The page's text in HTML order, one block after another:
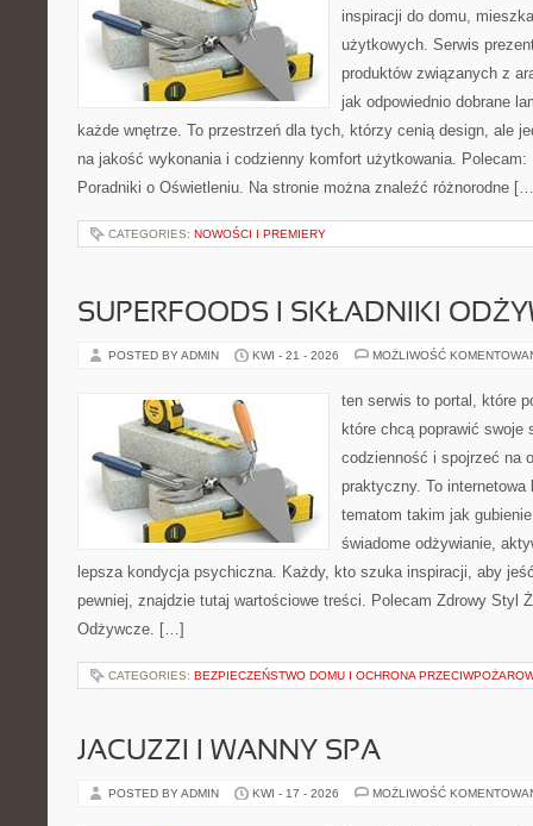
inspiracji do domu,
użytkowych. Serwis
produktów związanych z
jak odpowiednio dobrane
każde wnętrze. To przestrzeń dla tych, którzy cenią design, ale
na jakość wykonania i codzienny komfort użytkowania.
Poradniki o Oświetleniu. Na stronie można znaleźć różnorodne
CATEGORIES: NOWOŚCI I PREMIERY
SUPERFOODS I SKŁADNIKI
POSTED BY ADMIN KWI - 21 - 2026 MOŻLIWOŚĆ
ten serwis to portal, które
które chcą poprawić swoje
codzienność i spojrzeć na
praktyczny. To
tematom takim jak
świadome odżywianie,
lepsza kondycja psychiczna. Każdy, kto szuka inspiracji, aby
pewniej, znajdzie tutaj wartościowe treści. Polecam Zdrowy Styl
Odżywcze. […]
CATEGORIES: BEZPIECZEŃSTWO DOMU I OCHRONA
JACUZZI I WANNY SPA
POSTED BY ADMIN KWI - 17 - 2026 MOŻLIWOŚĆ